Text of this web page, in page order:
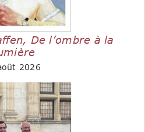
De l’ombre à la
2026